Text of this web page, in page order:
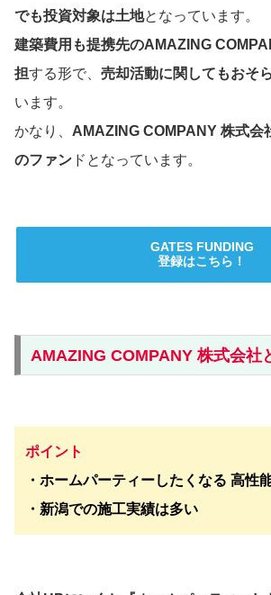
でも投資対象は土地となっています。
建築費用も提携先のAMAZING
担する形で、 売却活動に関してもおそ
います。
かなり、 AMAZING COMPANY 株式会
のファン ドとなっています。
GATES FUNDING
登録はこちら！
AMAZING COMPANY 株式会社
ポイント
・ホームパーティーしたくなる 高性
・新潟での施工実績は多い